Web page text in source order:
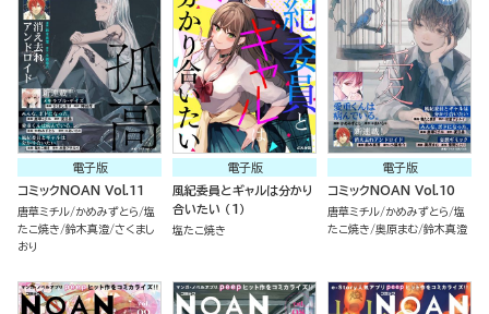
電子版
コミックNOAN Vol.11
唐草ミチル かめみずとら 塩
たこ焼き 鈴木真澄 さくまし
おり
電子版
風紀委員とギャルは分かり
合いたい （1）
塩たこ焼き
電子版
コミックNOAN Vol.10
唐草ミチル かめみずとら 塩
たこ焼き 奥原まむ 鈴木真澄